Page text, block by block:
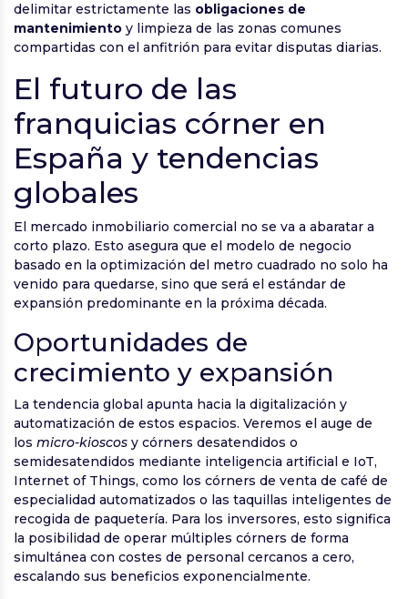
delimitar estrictamente las obligaciones de
mantenimiento y limpieza de las zonas comunes
compartidas con el anfitrión para evitar disputas diarias.
El futuro de las
franquicias córner en
España y tendencias
globales
El mercado inmobiliario comercial no se va a abaratar a
corto plazo. Esto asegura que el modelo de negocio
basado en la optimización del metro cuadrado no solo ha
venido para quedarse, sino que será el estándar de
expansión predominante en la próxima década.
Oportunidades de
crecimiento y expansión
La tendencia global apunta hacia la digitalización y
automatización de estos espacios. Veremos el auge de
los micro-kioscos y córners desatendidos o
semidesatendidos mediante inteligencia artificial e IoT,
Internet of Things, como los córners de venta de café de
especialidad automatizados o las taquillas inteligentes de
recogida de paquetería. Para los inversores, esto significa
la posibilidad de operar múltiples córners de forma
simultánea con costes de personal cercanos a cero,
escalando sus beneficios exponencialmente.